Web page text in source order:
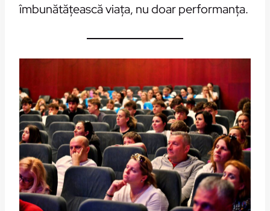
îmbunătățească viața, nu doar performanța.